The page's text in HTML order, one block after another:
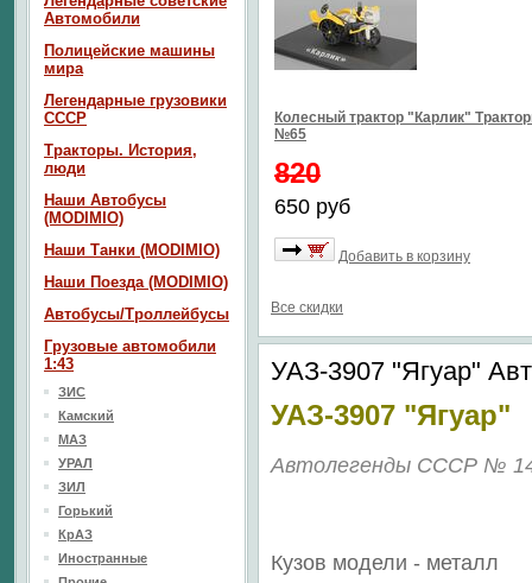
Колесный трактор "Карлик"
№65
820
650 руб
Добавить в корзину
Все скидки
УАЗ-3907 "Ягуар"
УАЗ-3907 "Ягуар"
Автолегенды СССР №
Кузов модели - металл
Автомобили
Полицейские машины
мира
Легендарные грузовики
СССР
Тракторы. История,
люди
Наши Автобусы
(MODIMIO)
Наши Танки (MODIMIO)
Наши Поезда (MODIMIO)
Автобусы/Троллейбусы
Грузовые автомобили
1:43
ЗИС
Камский
МАЗ
УРАЛ
ЗИЛ
Горький
КрАЗ
Иностранные